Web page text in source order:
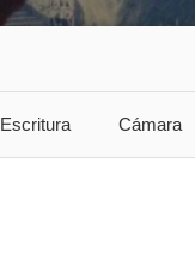
Escritura Cámara